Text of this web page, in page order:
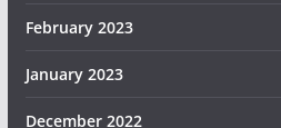
February 2023
January 2023
December 2022